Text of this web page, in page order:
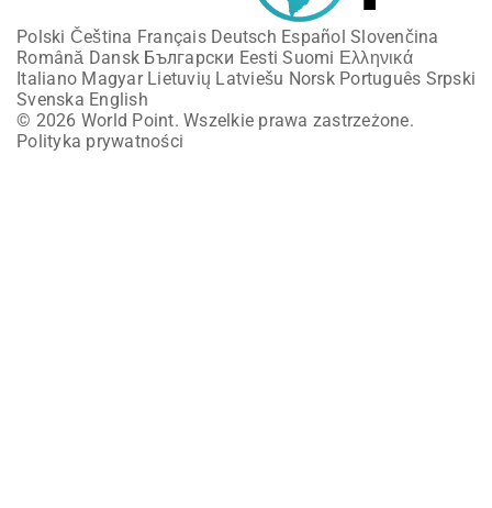
Polski Čeština Français Deutsch Español Slovenčina
Română Dansk Български Eesti Suomi Ελληνικά
Italiano Magyar Lietuvių Latviešu Norsk Português Srpski
Svenska English
© 2026 World Point. Wszelkie prawa zastrzeżone.
Polityka prywatności